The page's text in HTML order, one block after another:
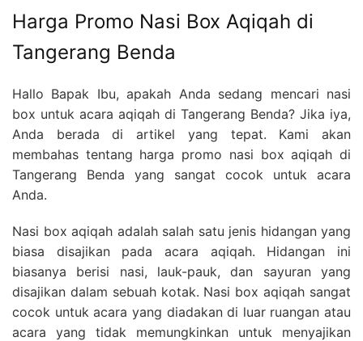
Harga Promo Nasi Box Aqiqah di
Tangerang Benda
Hallo Bapak Ibu, apakah Anda sedang mencari nasi
box untuk acara aqiqah di Tangerang Benda? Jika iya,
Anda berada di artikel yang tepat. Kami akan
membahas tentang harga promo nasi box aqiqah di
Tangerang Benda yang sangat cocok untuk acara
Anda.
Nasi box aqiqah adalah salah satu jenis hidangan yang
biasa disajikan pada acara aqiqah. Hidangan ini
biasanya berisi nasi, lauk-pauk, dan sayuran yang
disajikan dalam sebuah kotak. Nasi box aqiqah sangat
cocok untuk acara yang diadakan di luar ruangan atau
acara yang tidak memungkinkan untuk menyajikan